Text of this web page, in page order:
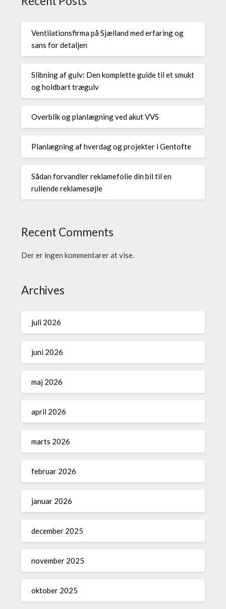
Ventilationsfirma på Sjælland med erfaring og
sans for detaljen
Slibning af gulv: Den komplette guide til et smukt
og holdbart trægulv
Overblik og planlægning ved akut VVS
Planlægning af hverdag og projekter i Gentofte
Sådan forvandler reklamefolie din bil til en
rullende reklamesøjle
Recent Comments
Der er ingen kommentarer at vise.
Archives
juli 2026
juni 2026
maj 2026
april 2026
marts 2026
februar 2026
januar 2026
december 2025
november 2025
oktober 2025